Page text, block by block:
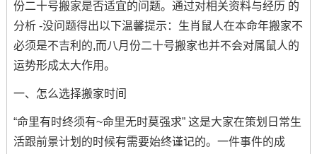
份二十号搬家是否适宜的问题。通过对相关资料与经历 的
分析 -没问题得出以下温馨提示：生肖鼠人在本命年搬家不
必须是不吉利的,而八月份二十号搬家也并不会对属鼠人的
运势形成太大作用。
一、怎么选择搬家时间
“命里有时终须有~命里无时莫强求” 这是大家在策划日常生
活跟前景计划的时候有需要始终谨记的。一件事件的成